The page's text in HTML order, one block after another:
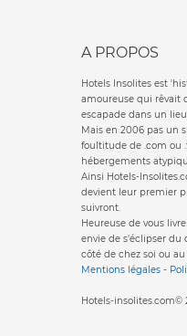
A PROPOS
Hotels Insolites est
amoureuse qui rêvait
escapade dans un
Mais en 2006 pas un
foultitude de .com ou
hébergements
Ainsi Hotels-
devient leur premier
suivront.
Heureuse de vous
envie de s'éclipser du
côté de chez soi ou
Mentions légales -
Hotels-insolites.com©